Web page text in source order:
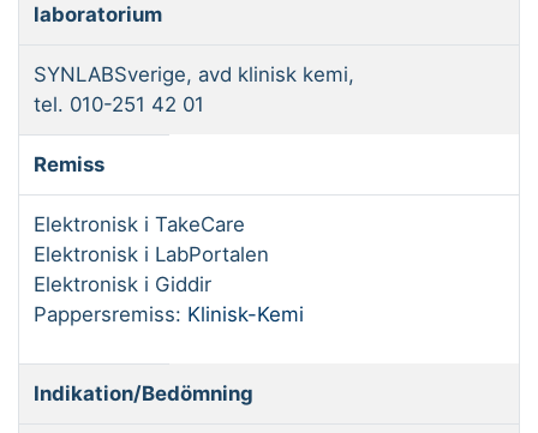
laboratorium
SYNLABSverige, avd klinisk kemi,
tel. 010-251 42 01
Remiss
Elektronisk i TakeCare
Elektronisk i LabPortalen
Elektronisk i Giddir
Pappersremiss: Klinisk-Kemi
Indikation/Bedömning